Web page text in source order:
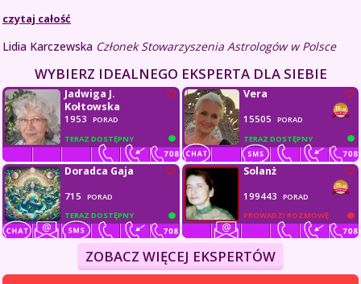
czytaj całość
Lidia Karczewska Członek Stowarzyszenia Astrologów w Polsce
WYBIERZ IDEALNEGO EKSPERTA DLA SIEBIE
TERAZ DOSTĘPNY
Jadwiga J.
Kołtowska
1953
PORAD
TERAZ DOSTĘPNY
Vera
15505 PORAD
TERAZ DOSTĘPNY
Doradca Gaja
715
PORAD
PROWADZI ROZMOWĘ
Solanż
199443 PORAD
ZOBACZ WIĘCEJ EKSPERTÓW